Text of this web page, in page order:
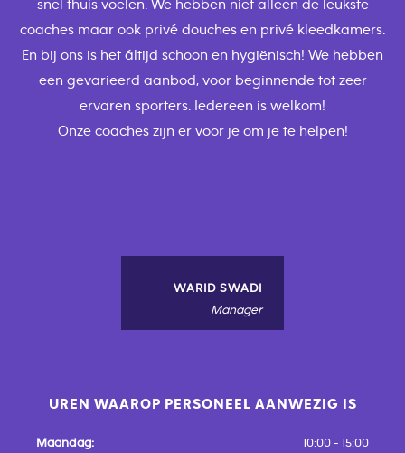
snel thuis voelen. We hebben niet alleen de leukste
coaches maar ook privé douches en privé kleedkamers.
En bij ons is het áltijd schoon en hygiënisch! We hebben
een gevarieerd aanbod, voor beginnende tot zeer
ervaren sporters. Iedereen is welkom!
Onze coaches zijn er voor je om je te helpen!
WARID SWADI
Manager
UREN WAAROP PERSONEEL AANWEZIG IS
Maandag:
10:00 - 15:00